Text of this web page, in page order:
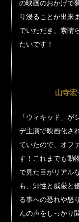
の映画のおかげで
り浸ることが出来
でいただき、素晴
たいです！
山寺宏
「ウィキッド」
デ主演で映画化さ
ていたので、オフ
す！これまでも動
で見た目がリアル
も、知性と威厳と
る事への恐れや怒
んの声をしっかり